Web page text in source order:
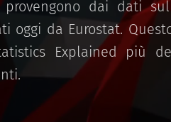
provengono dai dati
oggi da Eurostat.
Explained più